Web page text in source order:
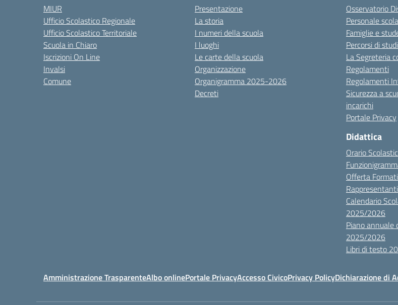
MIUR
Ufficio Scolastico Regionale
Ufficio Scolastico Territoriale
Scuola in Chiaro
Iscrizioni On Line
Invalsi
Comune
Presentazione
La storia
I numeri della scuola
I luoghi
Le carte della scuola
Organizzazione
Organigramma 2025-2026
Decreti
Osservatorio
Personale
Famiglie e
Percorsi di
La Segreteria
Regolamenti
Regolamenti
Sicurezza a
incarichi
Portale Privacy
Didattica
Orario
Offerta
Calendario
2025/2026
Piano annuale
2025/2026
Libri di testo
Amministrazione TrasparenteAlbo onlinePortale PrivacyAccesso CivicoPrivacy PolicyDichiarazione di